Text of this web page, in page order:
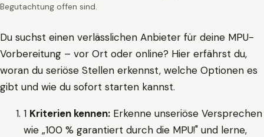
Begutachtung offen sind.
Du suchst einen verlässlichen Anbieter für deine MPU-
Vorbereitung – vor Ort oder online? Hier erfährst du,
woran du seriöse Stellen erkennst, welche Optionen es
gibt und wie du sofort starten kannst.
1 Kriterien kennen: Erkenne unseriöse Versprechen
wie „100 % garantiert durch die MPU!" und lerne,